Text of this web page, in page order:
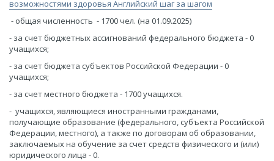
возможностями здоровья Английский шаг за шагом
- общая численность - 1700 чел. (на 01.09.2025)
- за счет бюджетных ассигнований федерального бюджета - 0
учащихся;
- за счет бюджета субъектов Российской Федерации - 0
учащихся;
- за счет местного бюджета - 1700 учащихся.
- учащихся, являющиеся иностранными гражданами,
получающие образование (федерального, субъекта Российской
Федерации, местного), а также по договорам об образовании,
заключаемых на обучение за счет средств физического и (или)
юридического лица - 0.